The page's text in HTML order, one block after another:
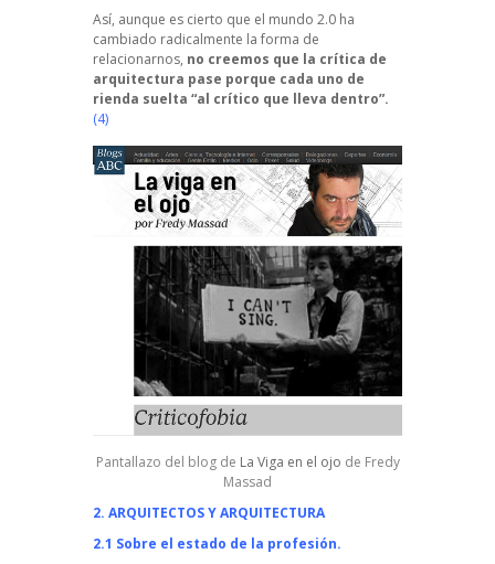
Así, aunque es cierto que el mundo 2.0 ha
cambiado radicalmente la forma de
relacionarnos, no creemos que la crítica de
arquitectura pase porque cada uno de
rienda suelta “al crítico que lleva dentro”.
(4)
Pantallazo del blog de La Viga en el ojo de Fredy
Massad
2. ARQUITECTOS Y ARQUITECTURA
2.1 Sobre el estado de la profesión.